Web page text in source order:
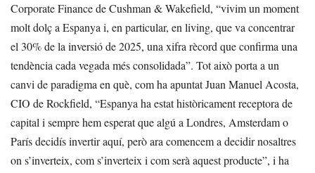
Corporate Finance de Cushman & Wakefield, “vivim un moment
molt dolç a Espanya i, en particular, en living, que va concentrar
el 30% de la inversió de 2025, una xifra rècord que confirma una
tendència cada vegada més consolidada”. Tot això porta a un
canvi de paradigma en què, com ha apuntat Juan Manuel Acosta,
CIO de Rockfield, “Espanya ha estat històricament receptora de
capital i sempre hem esperat que algú a Londres, Amsterdam o
París decidís invertir aquí, però ara comencem a decidir nosaltres
on s’inverteix, com s’inverteix i com serà aquest producte”, i ha